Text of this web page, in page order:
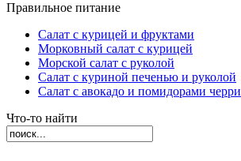
Правильное питание
Салат с курицей и фруктами
Морковный салат с курицей
Морской салат с руколой
Салат с куриной печенью и руколой
Салат с авокадо и помидорами черри
Что-то найти